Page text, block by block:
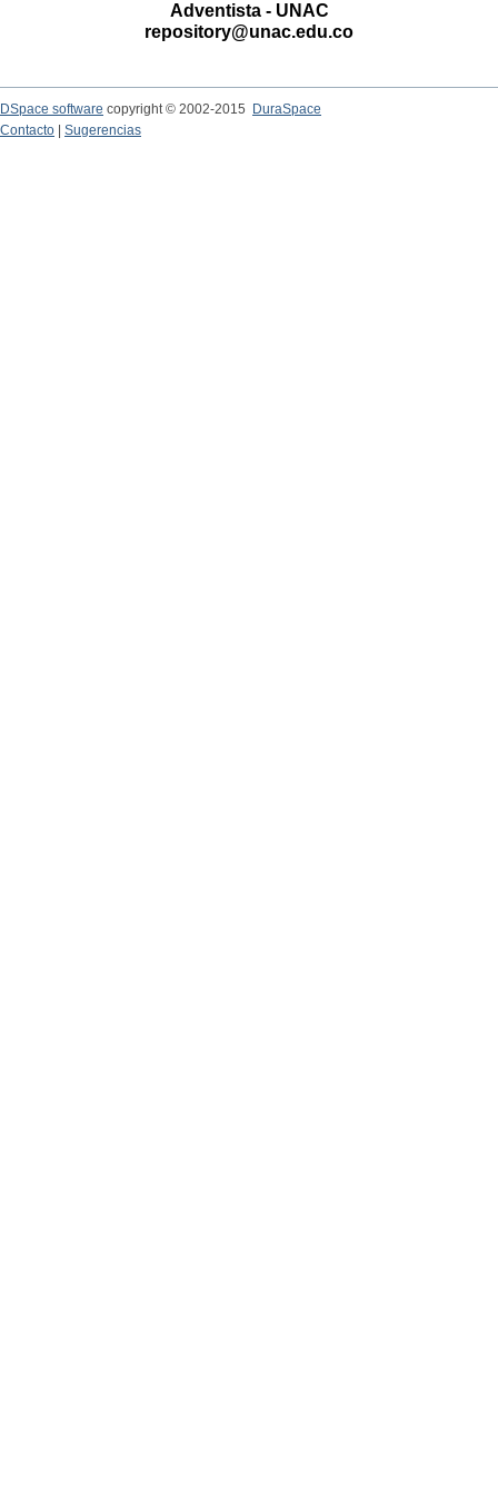
Adventista - UNAC
repository@unac.edu.co
DSpace software copyright © 2002-2015
DuraSpace
Contacto
Sugerencias